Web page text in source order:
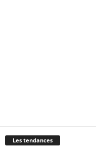
Les tendances